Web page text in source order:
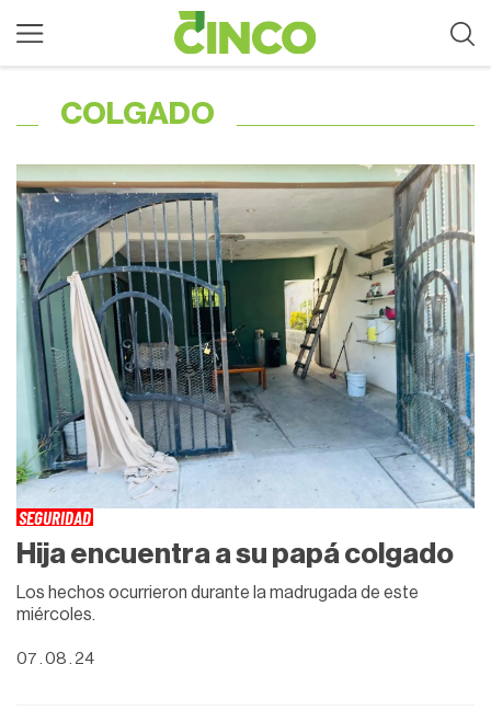
COLGADO
SEGURIDAD
Hija encuentra a su papá colgado
Los hechos ocurrieron durante la madrugada de este
miércoles.
07 . 08 . 24